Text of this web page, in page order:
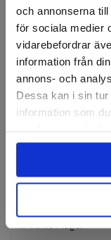
och annonserna
för sociala medier
vidarebefordrar
information från
annons- och
Dessa kan i sin
information som
Lamellrondell,
Finns i lager